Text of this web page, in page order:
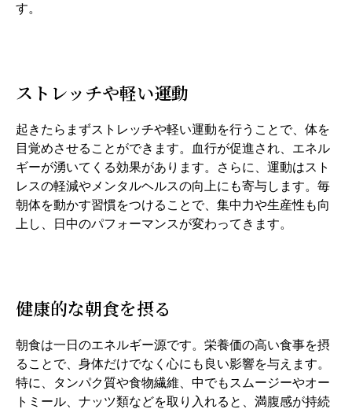
す。
ストレッチや軽い運動
起きたらまずストレッチや軽い運動を行うことで、体を
目覚めさせることができます。血行が促進され、エネル
ギーが湧いてくる効果があります。さらに、運動はスト
レスの軽減やメンタルヘルスの向上にも寄与します。毎
朝体を動かす習慣をつけることで、集中力や生産性も向
上し、日中のパフォーマンスが変わってきます。
健康的な朝食を摂る
朝食は一日のエネルギー源です。栄養価の高い食事を摂
ることで、身体だけでなく心にも良い影響を与えます。
特に、タンパク質や食物繊維、中でもスムージーやオー
トミール、ナッツ類などを取り入れると、満腹感が持続